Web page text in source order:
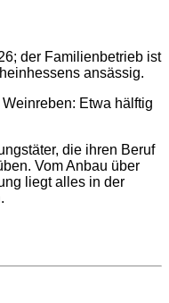
der Familienbetrieb ist
ansässig.
Etwa hälftig
die ihren Beruf
Vom Anbau über
liegt alles in der